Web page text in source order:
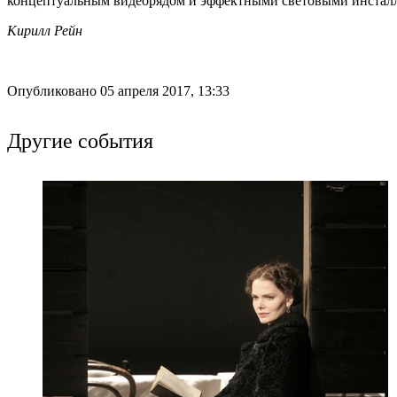
Кирилл Рейн
Опубликовано 05 апреля 2017, 13:33
Другие события